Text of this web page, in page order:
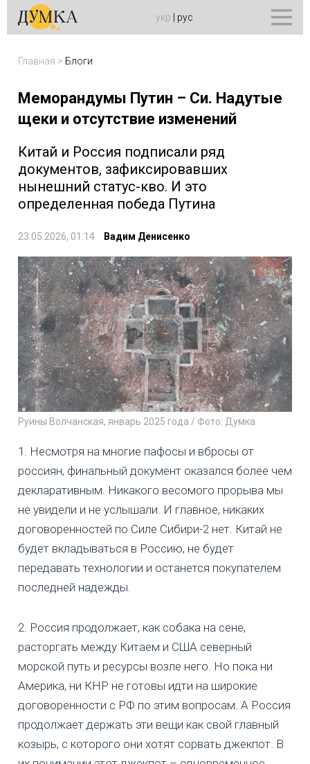
укр рус
Главная > Блоги
Меморандумы Путин – Си. Надутые
щеки и отсутствие изменений
Китай и Россия подписали ряд
документов, зафиксировавших
нынешний статус-кво. И это
определенная победа Путина
23.05.2026, 01:14 Вадим Денисенко
Руины Волчанская, январь 2025 года / Фото: Думка
1. Несмотря на многие пафосы и вбросы от
россиян, финальный документ оказался более чем
декларативным. Никакого весомого прорыва мы
не увидели и не услышали. И главное, никаких
договоренностей по Силе Сибири-2 нет. Китай не
будет вкладываться в Россию, не будет
передавать технологии и останется покупателем
последней надежды.
2. Россия продолжает, как собака на сене,
расторгать между Китаем и США северный
морской путь и ресурсы возле него. Но пока ни
Америка, ни КНР не готовы идти на широкие
договоренности с РФ по этим вопросам. А Россия
продолжает держать эти вещи как свой главный
козырь, с которого они хотят сорвать джекпот. В